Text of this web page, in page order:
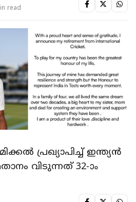
read
പ്രഖ്യാപിച്ച് ഇന്ത്യൻ
വിടുന്നത് 32-ാം